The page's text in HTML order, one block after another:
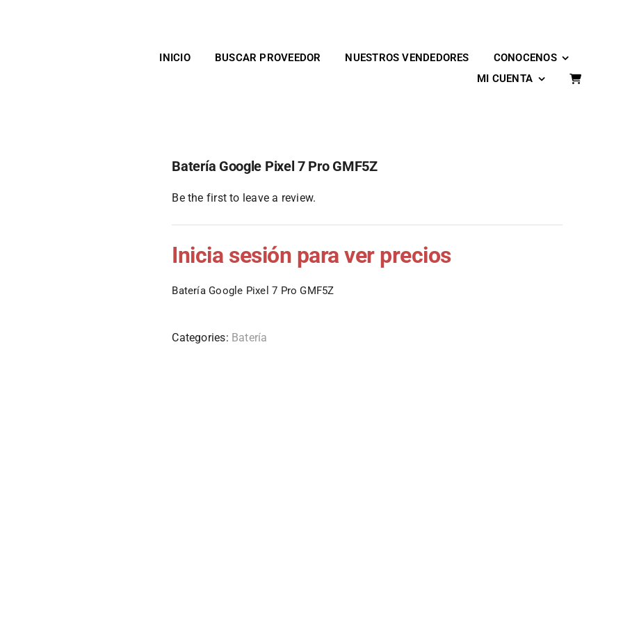
INICIO
BUSCAR PROVEEDOR NUESTROS VENDEDORES
CONOCENOS
MI CUENTA
Batería Google Pixel 7 Pro GMF5Z
Be the first to leave a review.
Inicia sesión para ver precios
Batería Google Pixel 7 Pro GMF5Z
Categories: Batería